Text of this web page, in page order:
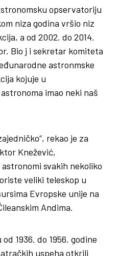
opservatoriju
niza godina vršio niz
a od 2002. do 2014.
Bio j i sekretar komiteta
astronmske
kojuje u
imao neki naš
rekao je za
Knežević,
svakih nekoliko
veliki teleskop u
Evropske unije na
Andima.
1936. do 1956. godine
uspeha otkrili